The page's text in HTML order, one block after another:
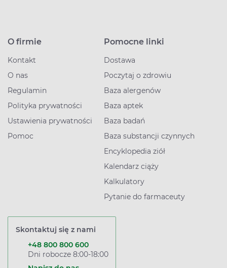
O firmie
Kontakt
O nas
Regulamin
Polityka prywatności
Ustawienia prywatności
Pomoc
Pomocne linki
Dostawa
Poczytaj o zdrowiu
Baza alergenów
Baza aptek
Baza badań
Baza substancji czynnych
Encyklopedia ziół
Kalendarz ciąży
Kalkulatory
Pytanie do farmaceuty
Skontaktuj się z nami
+48 800 800 600
Dni robocze 8:00-18:00